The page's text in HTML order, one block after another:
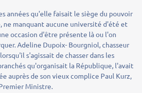
années qu'elle faisait le siège du pouvoir
ne manquant aucune université d'été et
occasion d'être présente là ou l'on
Adeline Dupoix- Bourgniol, chasseur
s'agissait de chasser dans les
qu'organisait la République, l'avait
auprès de son vieux complice Paul Kurz,
Ministre.